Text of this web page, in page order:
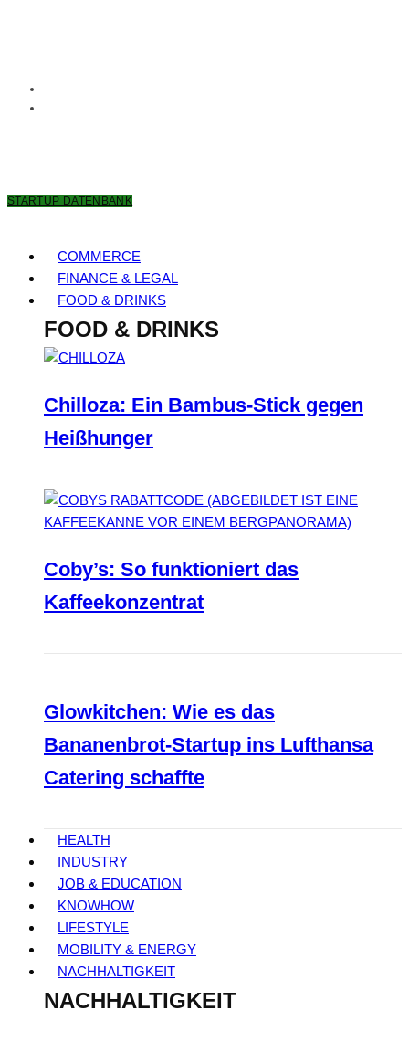
STARTUP DATENBANK
COMMERCE
FINANCE & LEGAL
FOOD & DRINKS
FOOD & DRINKS
Chilloza: Ein Bambus-Stick gegen
Heißhunger
Coby’s: So funktioniert das
Kaffeekonzentrat
Glowkitchen: Wie es das
Bananenbrot-Startup ins Lufthansa
Catering schaffte
HEALTH
INDUSTRY
JOB & EDUCATION
KNOWHOW
LIFESTYLE
MOBILITY & ENERGY
NACHHALTIGKEIT
NACHHALTIGKEIT